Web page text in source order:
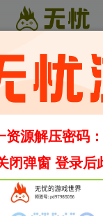
资源解压密码
闭弹窗 登录后